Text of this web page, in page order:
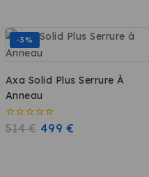
-3%
Axa Solid Plus Serrure À
Anneau
0
514€ 499€